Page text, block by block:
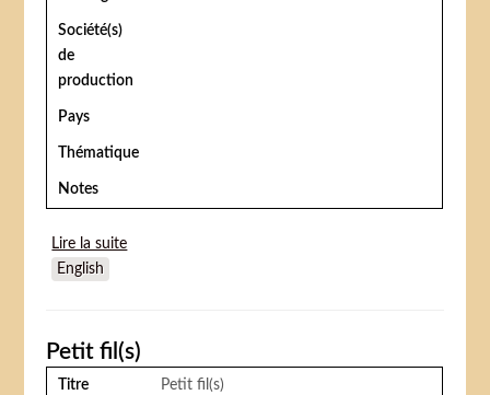
Société(s)
de
production
Pays
Thématique
Notes
Lire la suite
English
Petit fil(s)
Titre Petit fil(s)